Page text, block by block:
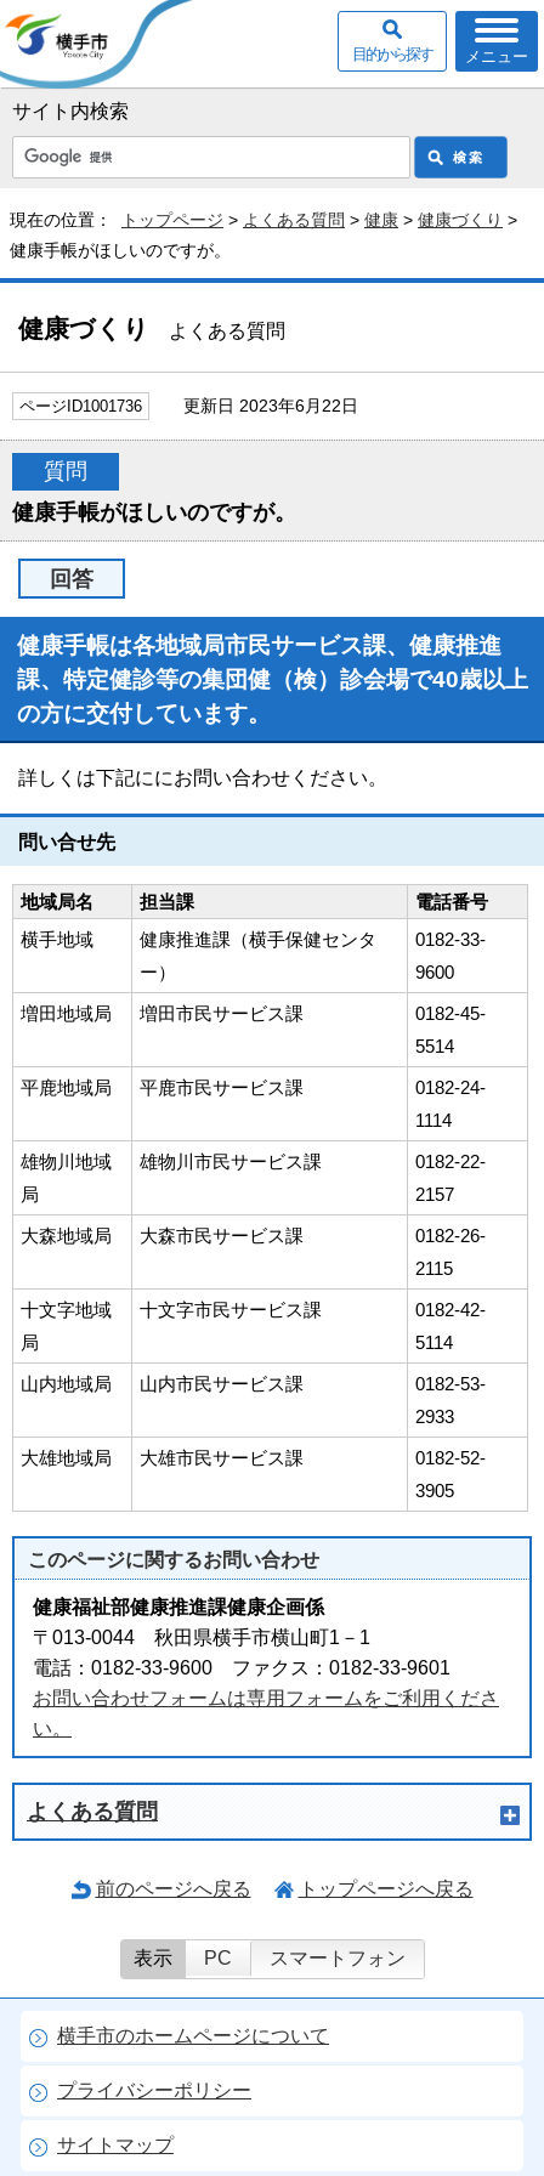
サイト内検索
メニュー
目的から探す
現在の位置： トップページ > よくある質問 > 健康 > 健康づくり >
健康手帳がほしいのですが。
健康づくり よくある質問
ページID1001736 更新日 2023年6月22日
質問
健康手帳がほしいのですが。
回答
健康手帳は各地域局市民サービス課、健康推進
課、特定健診等の集団健（検）診会場で40歳以上
の方に交付しています。
詳しくは下記ににお問い合わせください。
問い合せ先
地域局名 担当課
電話番号
横手地域
健康推進課（横手保健センタ
ー）
0182-33-
9600
増田地域局
増田市民サービス課
0182-45-
5514
平鹿地域局
平鹿市民サービス課
0182-24-
1114
雄物川地域
局
雄物川市民サービス課
0182-22-
2157
大森地域局
大森市民サービス課
0182-26-
2115
十文字地域
局
十文字市民サービス課
0182-42-
5114
山内地域局
山内市民サービス課
0182-53-
2933
大雄地域局
大雄市民サービス課
0182-52-
3905
このページに関するお問い合わせ
健康福祉部健康推進課健康企画係
〒013-0044 秋田県横手市横山町1－1
電話：0182-33-9600 ファクス：0182-33-9601
お問い合わせフォームは専用フォームをご利用くださ
い。
よくある質問
前のページへ戻る トップページへ戻る
表示 PC スマートフォン
横手市のホームページについて
プライバシーポリシー
サイトマップ